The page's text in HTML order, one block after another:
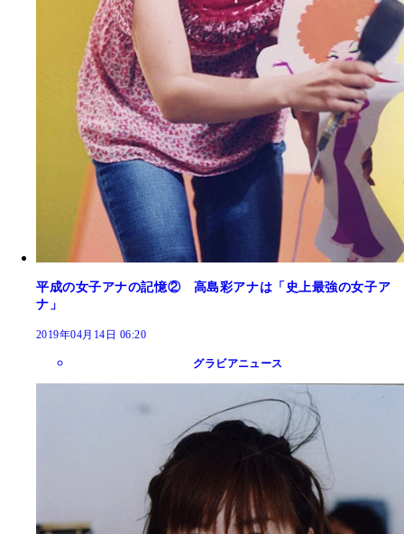
平成の女子アナの記憶② 高島彩アナは「史上最強の女子ア
ナ」
2019年04月14日 06:20
グラビアニュース